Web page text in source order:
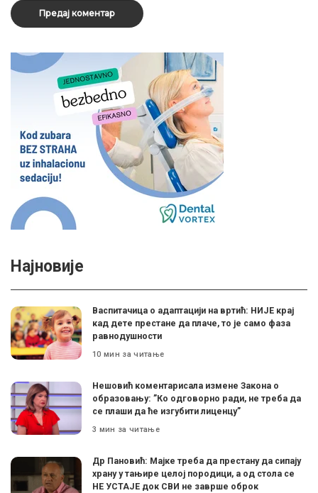
Најновије
Васпитачица о адаптацији на вртић: НИЈЕ крај
кад дете престане да плаче, то је само фаза
равнодушности
10 мин за читање
Нешовић коментарисала измене Закона о
образовању: ”Ко одговорно ради, не треба да
се плаши да ће изгубити лиценцу”
3 мин за читање
Др Пановић: Мајке треба да престану да сипају
храну у тањире целој породици, а од стола се
НЕ УСТАЈЕ док СВИ не заврше оброк